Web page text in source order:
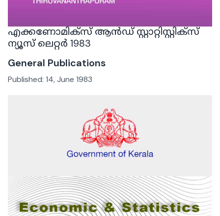
എക്കണോമിക്സ് ആൻഡ് സ്റ്റാറ്റിസ്റ്റിക്‌സ്
ന്യൂസ് ലെറ്റർ 1983
General Publications
Published: 14, June 1983